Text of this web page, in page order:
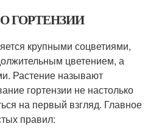
ГОРТЕНЗИИ
крупными соцветиями,
цветением, а
Растение называют
гортензии не настолько
на первый взгляд. Главное
правил: